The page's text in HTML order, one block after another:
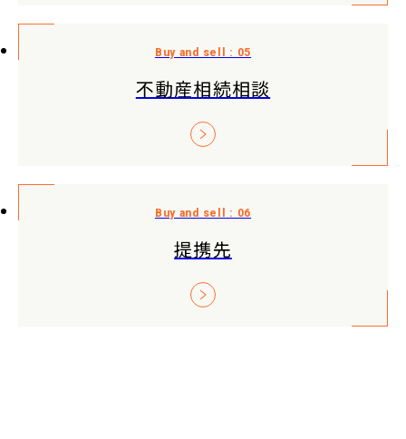
不動産相続相談
提携先